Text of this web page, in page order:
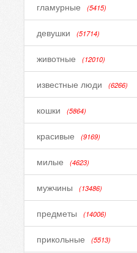
гламурные (5415)
девушки (51714)
животные (12010)
известные люди (6266)
кошки (5864)
красивые (9169)
милые (4623)
мужчины (13486)
предметы (14006)
прикольные (5513)